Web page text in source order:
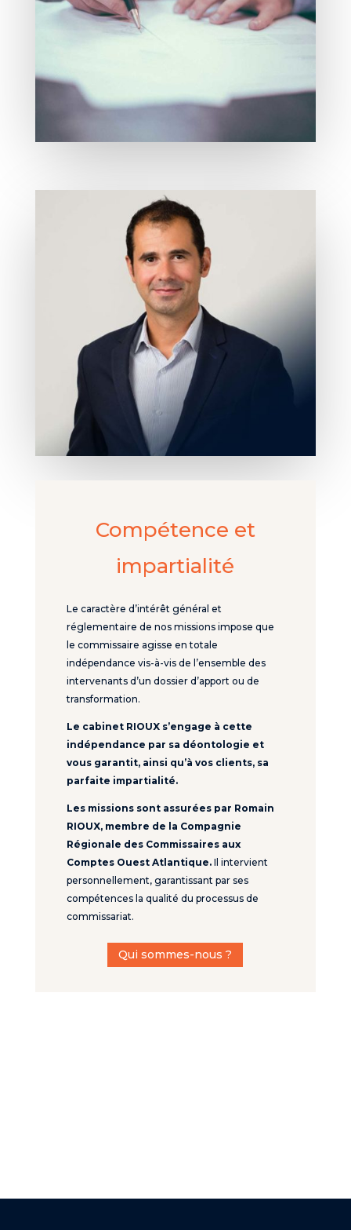
Compétence et
impartialité
Le caractère d’intérêt général et
réglementaire de nos missions impose que
le commissaire agisse en totale
indépendance vis-à-vis de l’ensemble des
intervenants d’un dossier d’apport ou de
transformation.
Le cabinet RIOUX s’engage à cette
indépendance par sa déontologie et
vous garantit, ainsi qu’à vos clients, sa
parfaite impartialité.
Les missions sont assurées par Romain
RIOUX, membre de la Compagnie
Régionale des Commissaires aux
Comptes Ouest Atlantique. Il intervient
personnellement, garantissant par ses
compétences la qualité du processus de
commissariat.
Qui sommes-nous ?